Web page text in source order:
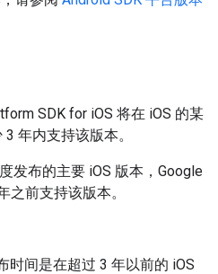
SDK for iOS 将在 iOS 的某
年内支持该版本。
发布的主要 iOS 版本，Google
之前支持该版本。
时间是在超过 3 年以前的 iOS